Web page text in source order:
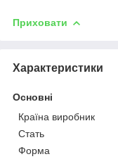
Приховати
Характеристики
Основні
Країна виробник
Стать
Форма